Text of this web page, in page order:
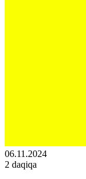
06.11.2024
2 daqiqa